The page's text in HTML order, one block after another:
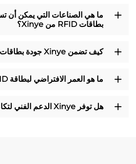
ما هي الصناعات التي يمكن أن
بطاقات RFID من Xinye؟
كيف تضمن Xinye جودة بطاقات RFID الخاصة بها؟
ما هو العمر الافتراضي لبطاقة RFID من Xinye؟
هل توفر Xinye الدعم الفني لتكامل بطاقة RFID؟